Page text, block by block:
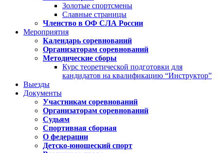
Золотые спортсмены
Славные страницы
Членство в ОФ СЛА России
Мероприятия
Календарь соревнований
Организаторам соревнований
Методические сборы
Курс теоретической подготовки для
кандидатов на квалификацию “Инструктор”
Выезды
Документы
Участникам соревнований
Организаторам соревнований
Судьям
Спортивная сборная
О федерации
Детско-юношеский спорт